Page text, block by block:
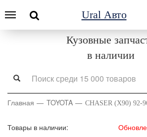
Ural Авто
Кузовные
в наличии
Главная TOYOTA CHASER (X90) 92-
Товары в наличии: